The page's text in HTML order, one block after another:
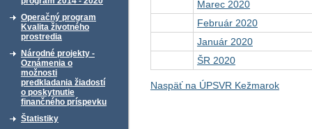
Operačný program
Kvalita životného
prostredia
Národné projekty -
Oznámenia o
možnosti
predkladania žiadostí
o poskytnutie
finančného príspevku
Štatistiky
Marec 2020
Február 2020
Január 2020
ŠR 2020
Naspäť na ÚPSVR Kežmarok